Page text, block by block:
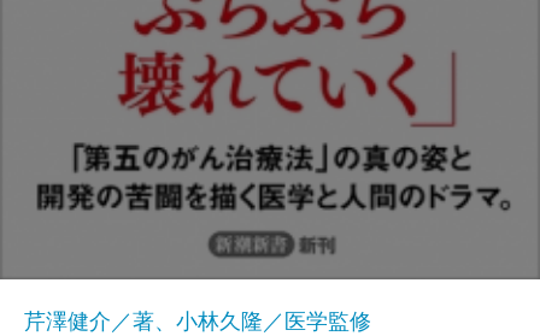
芹澤健介／著、小林久隆／医学監修